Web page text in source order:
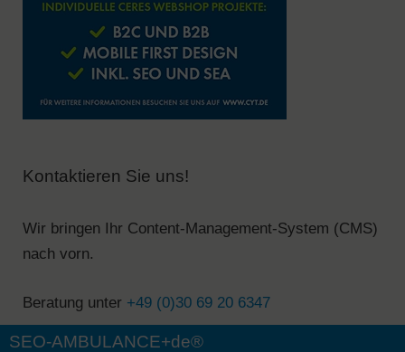
Kontaktieren Sie uns!
Wir bringen Ihr Content-Management-System (CMS)
nach vorn.
Beratung unter +49 (0)30 69 20 6347
SEO-AMBULANCE+de®